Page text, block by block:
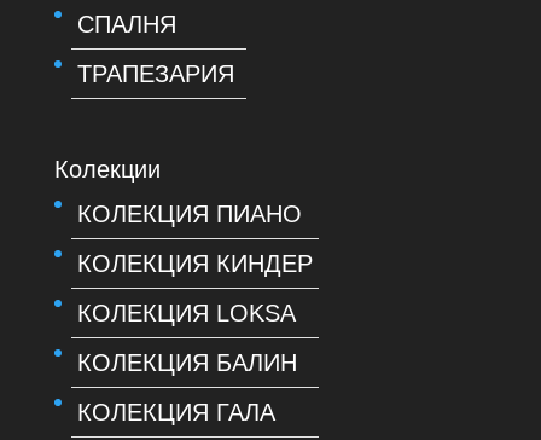
СПАЛНЯ
ТРАПЕЗАРИЯ
Колекции
КОЛЕКЦИЯ ПИАНО
КОЛЕКЦИЯ КИНДЕР
КОЛЕКЦИЯ LOKSA
КОЛЕКЦИЯ БАЛИН
КОЛЕКЦИЯ ГАЛА